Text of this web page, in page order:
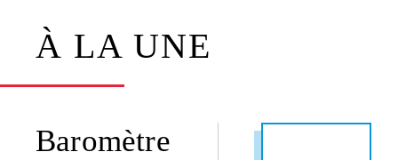
À LA UNE
Baromètre